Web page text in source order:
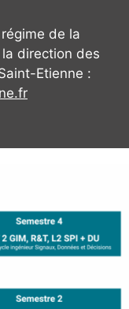
de la
direction des
Etienne :